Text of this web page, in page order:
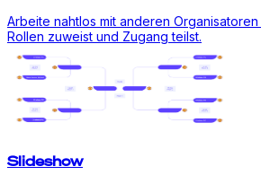
Arbeite nahtlos mit anderen
Rollen zuweist und Zugang teilst.
Slideshow